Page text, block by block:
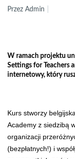
Przez Admin
W ramach projektu
Settings for Teachers
internetowy, który
Kurs stworzy
Academy z siedzibą
organizacji
(bezpłatnych!) i